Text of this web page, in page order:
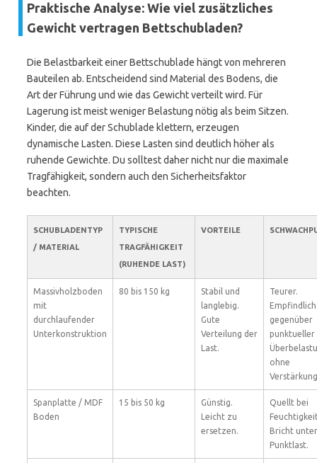
Praktische Analyse: Wie viel zusätzliches
Gewicht vertragen Bettschubladen?
Die Belastbarkeit einer Bettschublade hängt von mehreren
Bauteilen ab. Entscheidend sind Material des Bodens, die
Art der Führung und wie das Gewicht verteilt wird. Für
Lagerung ist meist weniger Belastung nötig als beim Sitzen.
Kinder, die auf der Schublade klettern, erzeugen
dynamische Lasten. Diese Lasten sind deutlich höher als
ruhende Gewichte. Du solltest daher nicht nur die maximale
Tragfähigkeit, sondern auch den Sicherheitsfaktor
beachten.
SCHUBLADENTYP
/ MATERIAL
TYPISCHE
TRAGFÄHIGKEIT
(RUHENDE LAST)
VORTEILE
Massivholzboden
mit
durchlaufender
Unterkonstruktion
80 bis 150 kg
Stabil und
langlebig.
Gute
Verteilung der
Last.
Teurer.
Empfindlich
gegenüber
punktueller
ohne
Spanplatte / MDF
Boden
15 bis 50 kg
Günstig.
Leicht zu
ersetzen.
Quellt bei
Bricht unter
Punktlast.